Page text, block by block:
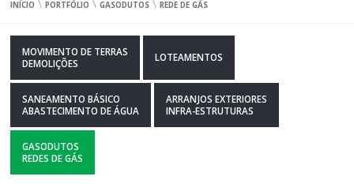
INÍCIO \ PORTFÓLIO \ GASODUTOS \ REDE DE GÁS
MOVIMENTO DE TERRAS
DEMOLIÇÕES
LOTEAMENTOS
SANEAMENTO BÁSICO
ABASTECIMENTO DE ÁGUA
ARRANJOS EXTERIORES
INFRA-ESTRUTURAS
GASODUTOS
REDES DE GÁS